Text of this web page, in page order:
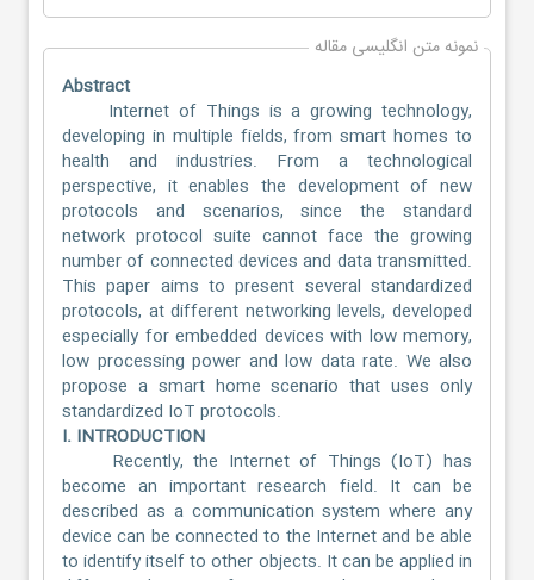
نمونه متن انگلیسی مقاله
Abstract
Internet of Things is a growing technology,
developing in multiple fields, from smart homes to
health and industries. From a technological
perspective, it enables the development of new
protocols and scenarios, since the standard
network protocol suite cannot face the growing
number of connected devices and data transmitted.
This paper aims to present several standardized
protocols, at different networking levels, developed
especially for embedded devices with low memory,
low processing power and low data rate. We also
propose a smart home scenario that uses only
standardized IoT protocols.
I. INTRODUCTION
Recently, the Internet of Things (IoT) has
become an important research field. It can be
described as a communication system where any
device can be connected to the Internet and be able
to identify itself to other objects. It can be applied in